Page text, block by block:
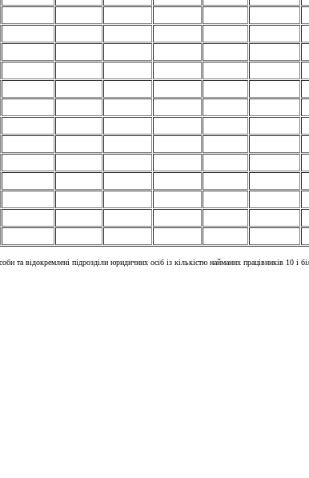
та відокремлені підрозділи юридичних осіб із кількістю найманих працівників 10 і